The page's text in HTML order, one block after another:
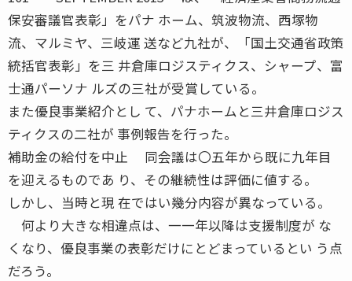
保安審議官表彰」をパナ ホーム、筑波物流、西塚物
流、マルミヤ、三岐運 送など九社が、「国土交通省政策
統括官表彰」を三 井倉庫ロジスティクス、シャープ、富
士通パーソナ ルズの三社が受賞している。
また優良事業紹介とし て、パナホームと三井倉庫ロジス
ティクスの二社が 事例報告を行った。
補助金の給付を中止 同会議は〇五年から既に九年目
を迎えるものであ り、その継続性は評価に値する。
しかし、当時と現 在ではい幾分内容が異なっている。
何より大きな相違点は、一一年以降は支援制度が な
くなり、優良事業の表彰だけにとどまっているとい う点
だろう。